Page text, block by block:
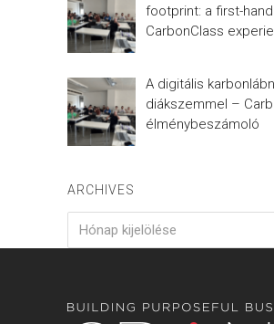
footprint: a first-hand
CarbonClass
A digitális
diákszemmel –
élménybeszámoló
ARCHIVES
Archives
Hónap kijelölése